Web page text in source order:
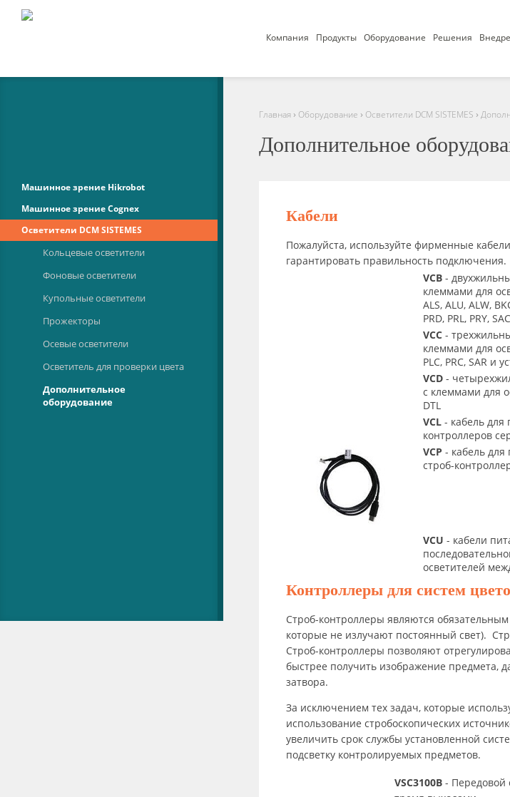
Компания Продукты Оборудование Решения
Машинное зрение Hikrobot
Машинное зрение Cognex
Осветители DCM SISTEMES
Кольцевые осветители
Фоновые осветители
Купольные осветители
Прожекторы
Осевые осветители
Осветитель для проверки цвета
Дополнительное
оборудование
Главная › Оборудование › Осветители DCM SISTEMES ›
Дополнительное
Кабели
Пожалуйста, используйте фирменные
гарантировать правильность подключения.
VCB -
клеммами для
ALS, ALU, ALW,
PRD, PRL, PRY,
VCC -
клеммами для
PLC, PRC, SAR и
VCD-
с клеммами для
DTL
VCL- кабель для
контроллеров
VCP- кабель
строб-
VCU- кабели
осветителей
Контроллеры для систем
Строб-контроллеры являются
которые не излучают постоянный свет).
Строб-контроллеры позволяют
быстрее получить изображение предмета,
затвора.
За исключением тех задач, которые
использование стробоскопических
увеличить срок службы установленной
подсветку контролируемых предметов.
VSC3100B - Передовой